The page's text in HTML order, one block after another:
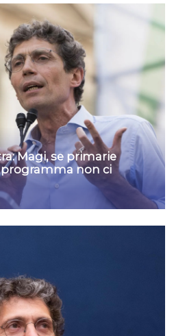
Magi, se primarie
non ci